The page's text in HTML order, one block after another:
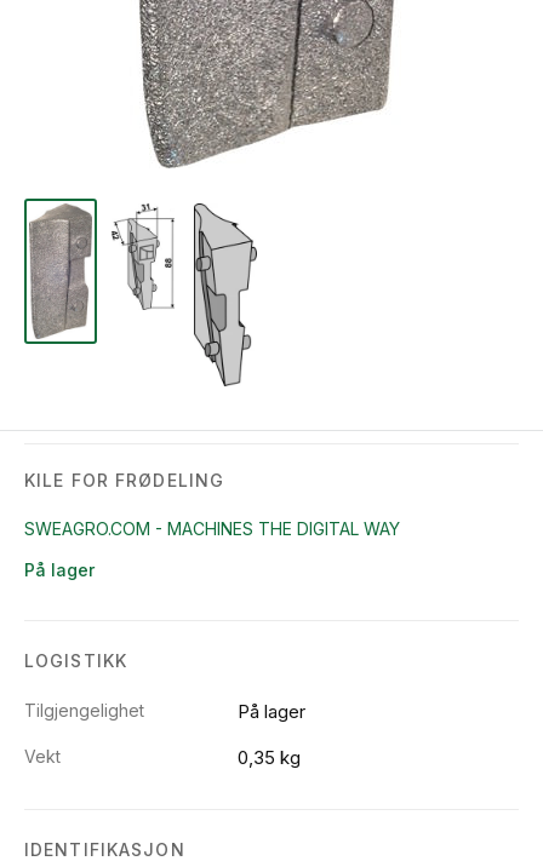
KILE FOR FRØDELING
SWEAGRO.COM - MACHINES THE DIGITAL WAY
På lager
LOGISTIKK
Tilgjengelighet På lager
Vekt 0,35 kg
IDENTIFIKASJON